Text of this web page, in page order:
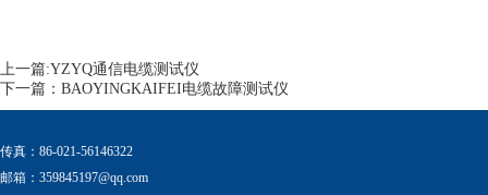
上一篇:YZYQ通信电缆测试仪
下一篇： BAOYINGKAIFEI电缆故障测试仪
传真：86-021-56146322
邮箱： 359845197@qq.com